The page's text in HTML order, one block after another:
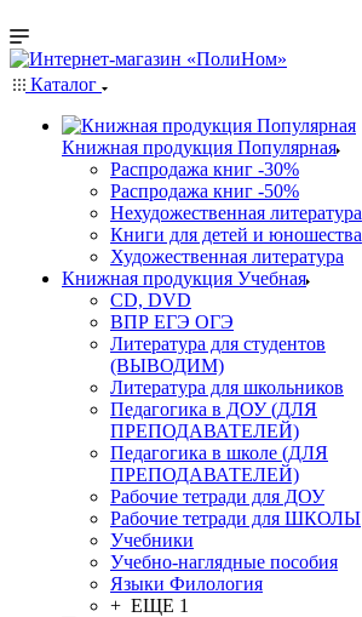
Каталог
Книжная продукция Популярная
Распродажа книг -30%
Распродажа книг -50%
Нехудожественная литература
Книги для детей и юношества
Художественная литература
Книжная продукция Учебная
CD, DVD
ВПР ЕГЭ ОГЭ
Литература для студентов
(ВЫВОДИМ)
Литература для школьников
Педагогика в ДОУ (ДЛЯ
ПРЕПОДАВАТЕЛЕЙ)
Педагогика в школе (ДЛЯ
ПРЕПОДАВАТЕЛЕЙ)
Рабочие тетради для ДОУ
Рабочие тетради для ШКОЛЫ
Учебники
Учебно-наглядные пособия
Языки Филология
+ ЕЩЕ 1